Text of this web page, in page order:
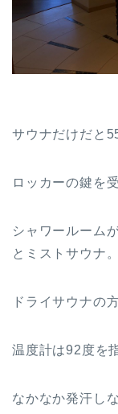
サウナだけだと
ロッカーの鍵を
シャワールーム
とミストサウナ。
ドライサウナの
温度計は92度を
なかなか発汗しな